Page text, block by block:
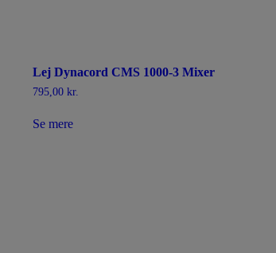
Lej Dynacord CMS 1000-3 Mixer
795,00 kr.
Se mere